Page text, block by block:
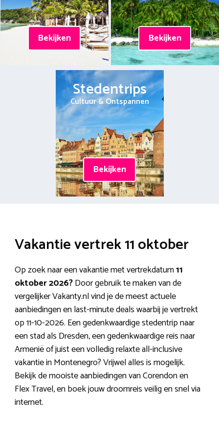
Bekijken Bekijken
Stedentrips
Cultuur & Ontspannen
Bekijken
Vakantie vertrek 11 oktober
Op zoek naar een vakantie met vertrekdatum11
oktober 2026?Door gebruik te maken van de
vergelijker Vakanty.nl vind je de meest actuele
aanbiedingen en last-minute deals waarbij je vertrekt
op 11-10-2026. Een gedenkwaardige stedentrip naar
een stad als Dresden, een gedenkwaardige reis naar
Armenië of juist een volledig relaxte all-inclusive
vakantie in Montenegro? Vrijwel alles is mogelijk.
Bekijk de mooiste aanbiedingen van Corendon en
Flex Travel, en boek jouw droomreis veilig en snel via
internet.